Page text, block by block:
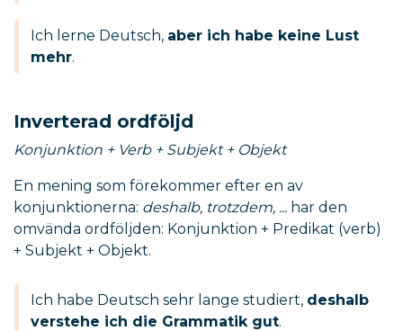
Ich lerne Deutsch, aber ich habe keine Lust
mehr.
Inverterad ordföljd
Konjunktion + Verb + Subjekt + Objekt
En mening som förekommer efter en av
konjunktionerna: deshalb, trotzdem, ... har den
omvända ordföljden: Konjunktion + Predikat (verb)
+ Subjekt + Objekt.
Ich habe Deutsch sehr lange studiert, deshalb
verstehe ich die Grammatik gut.